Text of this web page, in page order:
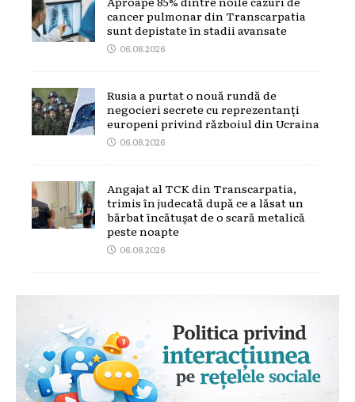
cancer pulmonar din Transcarpatia
sunt depistate în stadii avansate
06.08.2026
Rusia a purtat o nouă rundă de
negocieri secrete cu reprezentanți
europeni privind războiul din Ucraina
06.08.2026
Angajat al TCK din Transcarpatia,
trimis în judecată după ce a lăsat un
bărbat încătușat de o scară metalică
peste noapte
06.08.2026